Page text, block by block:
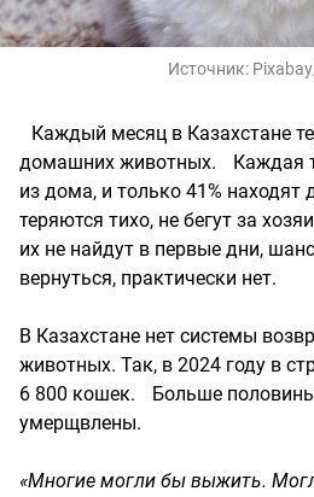
Источник:
Каждый месяц в Казахстане
домашних животных. Каждая
из дома, и только 41%
теряются тихо, не бегут за
их не найдут в первые дни,
вернуться, практически нет. ⠀
В Казахстане нет системы
животных. Так, в 2024 году в
6 800 кошек. Больше
умерщвлены. ⠀
«Многие могли бы выжить.